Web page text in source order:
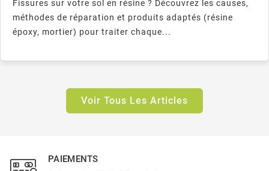
Fissures sur votre sol en résine ? Découvrez les causes,
méthodes de réparation et produits adaptés (résine
époxy, mortier) pour traiter chaque...
Voir Tous Les Articles
PAIEMENTS